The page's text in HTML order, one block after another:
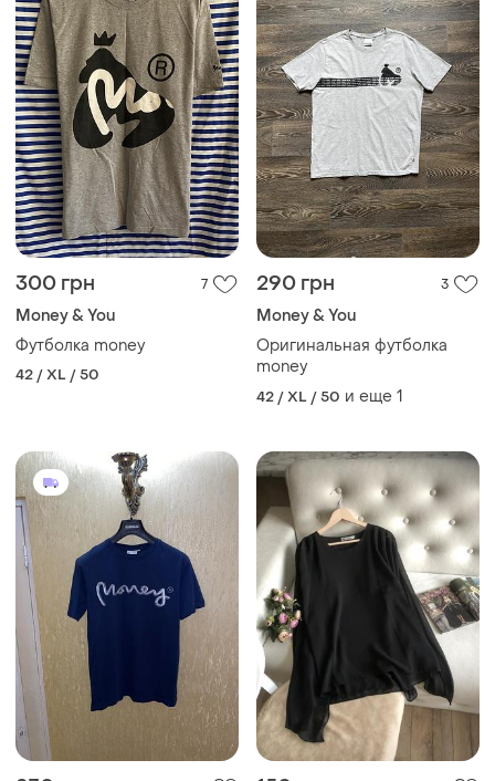
300 грн 7
Money & You
Футболка money
42 / XL / 50
290 грн 3
Money & You
Оригинальная футболка
money
42 / XL / 50 и еще 1